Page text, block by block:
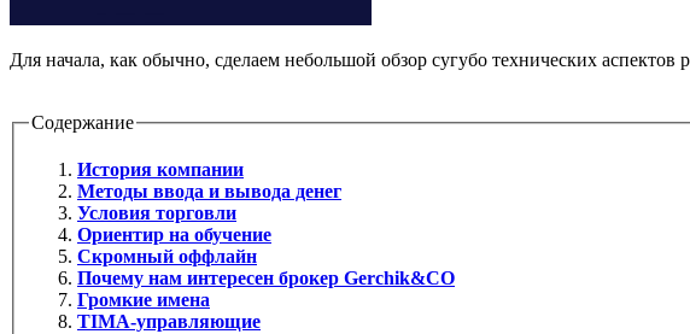
Для начала, как обычно, сделаем небольшой обзор сугубо технических
Содержание
История компании
Методы ввода и вывода денег
Условия торговли
Ориентир на обучение
Скромный оффлайн
Почему нам интересен брокер Gerchik&CO
Громкие имена
TIMA-управляющие